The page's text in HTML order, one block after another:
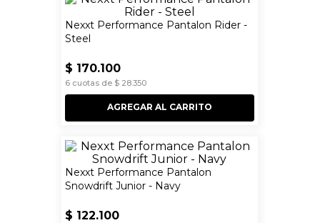
Nexxt Performance Pantalon Rider -
Steel
$ 170.100
6cuotas de $ 28.350
AGREGAR AL CARRITO
Nexxt Performance Pantalon
Snowdrift Junior - Navy
$ 122.100